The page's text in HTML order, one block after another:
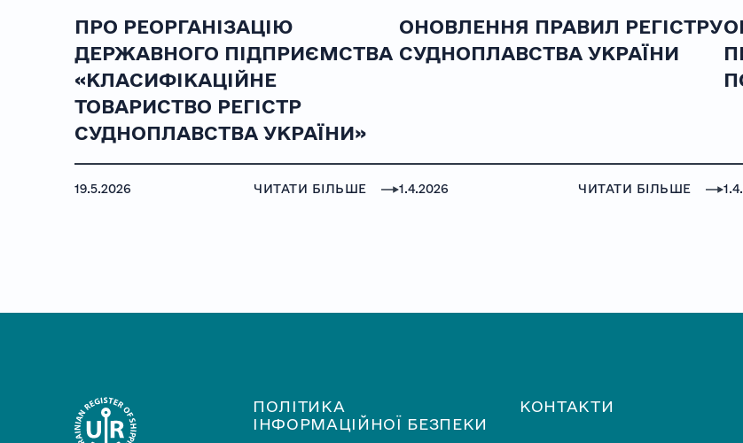
ПРО РЕОРГАНІЗАЦІЮ
ДЕРЖАВНОГО ПІДПРИЄМСТВА
«КЛАСИФІКАЦІЙНЕ
ТОВАРИСТВО РЕГІСТР
СУДНОПЛАВСТВА УКРАЇНИ»
19.5.2026 ЧИТАТИ БІЛЬШЕ
ОНОВЛЕННЯ ПРАВИЛ РЕГІСТРУ
СУДНОПЛАВСТВА УКРАЇНИ
1.4.2026 ЧИТАТИ БІЛЬШЕ
ПОЛІТИКА
ІНФОРМАЦІЙНОЇ БЕЗПЕКИ
КОНТАКТИ